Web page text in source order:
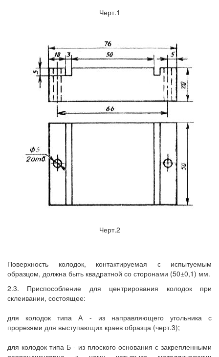
Черт.1
Черт.2
Поверхность колодок, контактируемая с испытуемым
образцом, должна быть квадратной со сторонами (50±0,1) мм.
2.3. Приспособление для центрирования колодок при
склеивании, состоящее:
для колодок типа А - из направляющего угольника с
прорезями для выступающих краев образца (черт.3);
для колодок типа Б - из плоского основания с закрепленными